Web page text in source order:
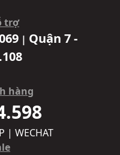
trợ
| Quận 7 -
hàng
| WECHAT